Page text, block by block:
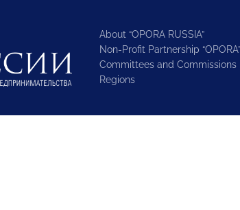
About “OPORA RUSSIA”
Non-Profit Partnership “OPORA”
Committees and Commissions
Regions